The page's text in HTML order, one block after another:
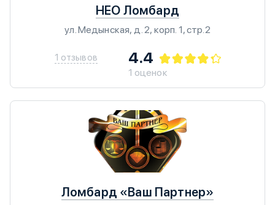
НЕО Ломбард
ул. Медынская, д. 2, корп. 1, стр.2
1 отзывов 4.4
1 оценок
Ломбард «Ваш Партнер»